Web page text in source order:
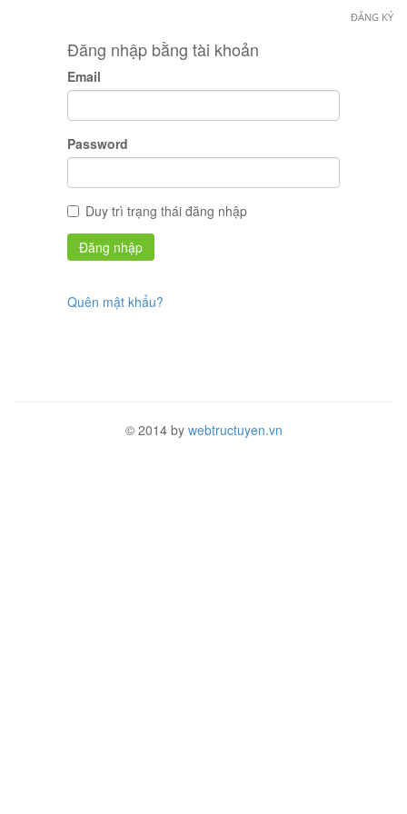
ĐĂNG KÝ
Đăng nhập bằng tài khoản
Email
Password
Duy trì trạng thái đăng nhập
Quên mật khẩu?
© 2014 by webtructuyen.vn